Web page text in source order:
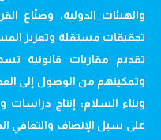
والهيئات الدولية، وصنّاع
تحقيقات مستقلة وتعزيز
تقديم مقاربات قانونية
وتمكينهم من الوصول إلى
وبناء السلام: إنتاج
على سبل الإنصاف والتعافي